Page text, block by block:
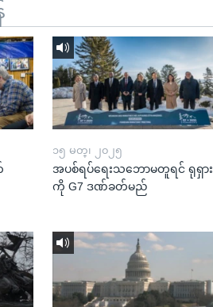
၁၅ မတ္၊ ၂၀၂၅
အပစ်ရပ်ရေးသဘောမတူရင် ရုရှား
ကို G7 ဒဏ်ခတ်မည်